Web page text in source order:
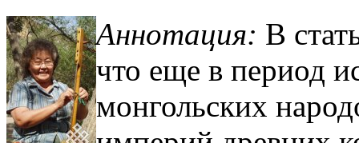
Аннотация: В
что еще в период
монгольских